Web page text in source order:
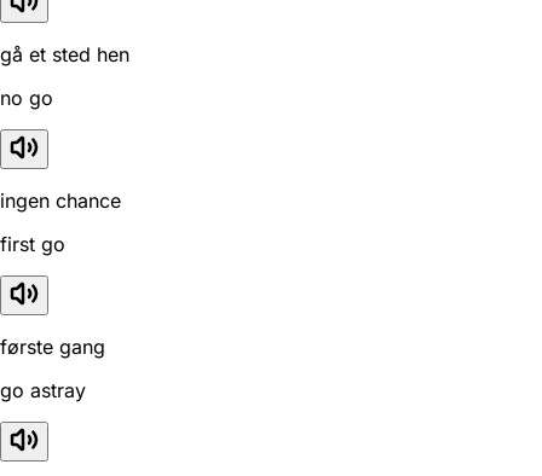
gå et sted hen
no go
ingen chance
first go
første gang
go astray